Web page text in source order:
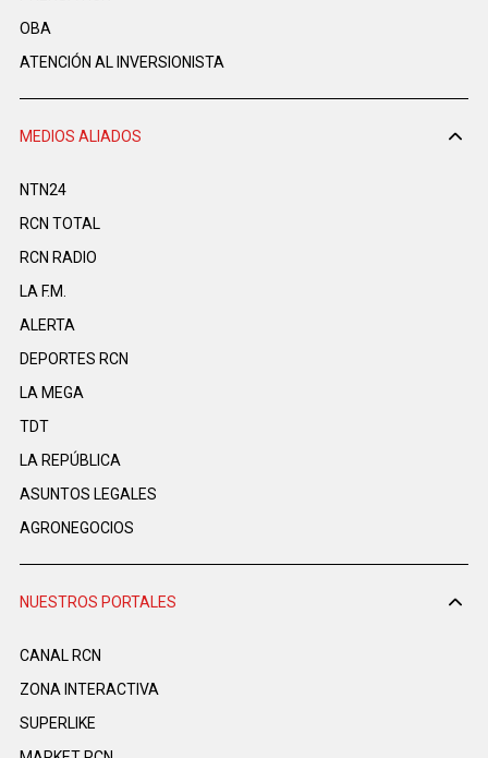
OBA
ATENCIÓN AL INVERSIONISTA
MEDIOS ALIADOS
NTN24
RCN TOTAL
RCN RADIO
LA F.M.
ALERTA
DEPORTES RCN
LA MEGA
TDT
LA REPÚBLICA
ASUNTOS LEGALES
AGRONEGOCIOS
NUESTROS PORTALES
CANAL RCN
ZONA INTERACTIVA
SUPERLIKE